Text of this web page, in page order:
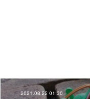
2021.08.22 01:30